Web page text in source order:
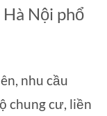
Nội phổ
nhu cầu
chung cư, liền